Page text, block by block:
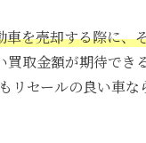
車を売却する際に、
買取金額が期待でき
セールの良い車な